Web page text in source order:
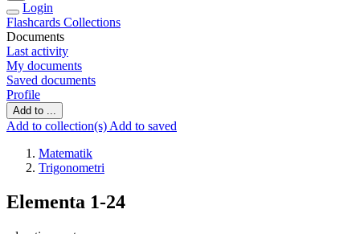
Login
Flashcards Collections
Documents
Last activity
My documents
Saved documents
Profile
Add to ...
Add to collection(s) Add to saved
Matematik
Trigonometri
Elementa 1-24